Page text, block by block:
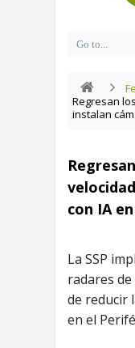
Regresan
instalan
con IA
La SSP
radares
de reducir
en el